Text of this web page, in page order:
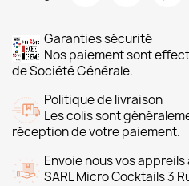
Garanties sécurité
Nos paiement sont
de Société Générale.
Politique de livraison
Les colis sont
réception de votre paiement.
Envoie nous vos
SARL Micro Cocktails 3